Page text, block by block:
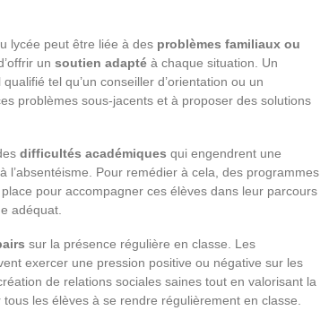
lycée peut être liée à des problèmes familiaux ou
un soutien adapté à chaque situation. Un
tel qu’un conseiller d’orientation ou un
problèmes sous-jacents et à proposer des solutions
difficultés académiques qui engendrent une
l’absentéisme. Pour remédier à cela, des programmes
pour accompagner ces élèves dans leur parcours
adéquat.
sur la présence régulière en classe. Les
exercer une pression positive ou négative sur les
de relations sociales saines tout en valorisant la
les élèves à se rendre régulièrement en classe.